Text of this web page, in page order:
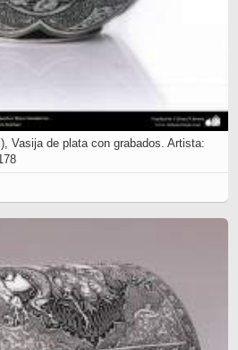
Vasija de plata con grabados. Artista: